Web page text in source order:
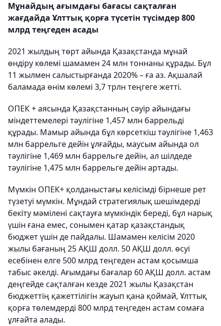
Мұнайдың ағымдағы бағасы сақталған
жағдайда Ұлттық қорға түсетін түсімдер 800
млрд теңгеден асады
2021 жылдың төрт айында Қазақстанда мұнай
өндіру көлемі шамамен 24 млн тоннаны құрады. Бұл
11 жылмен салыстырғанда 2020% – ға аз. Ақшалай
баламада өнім көлемі 3,7 трлн теңгеге жетті.
ОПЕК + аясында Қазақстанның сәуір айындағы
міндеттемелері тәулігіне 1,457 млн баррельді
құрады. Мамыр айында бұл көрсеткіш тәулігіне 1,463
млн баррельге дейін ұлғайды, маусым айында ол
тәулігіне 1,469 млн баррельге дейін, ал шілдеде
тәулігіне 1,475 млн баррельге дейін артады.
Мүмкін ОПЕК+ қолданыстағы келісімді бірнеше рет
түзетуі мүмкін. Мұндай стратегиялық шешімдерді
бекіту мәмілені сақтауға мүмкіндік береді, бұл нарық
үшін ғана емес, сонымен қатар қазақстандық
бюджет үшін де пайдалы. Шамамен келісім 2020
жылы бағаның 25 АҚШ долл. 50 АҚШ долл. өсуі
есебінен елге 500 млрд теңгеден астам қосымша
табыс әкелді. Ағымдағы бағалар 60 АҚШ долл. астам
деңгейде сақталған кезде 2021 жылы Қазақстан
бюджеттің қажеттілігін жауып қана қоймай, Ұлттық
қорға төлемдерді 800 млрд теңгеден астам сомаға
ұлғайта алады.